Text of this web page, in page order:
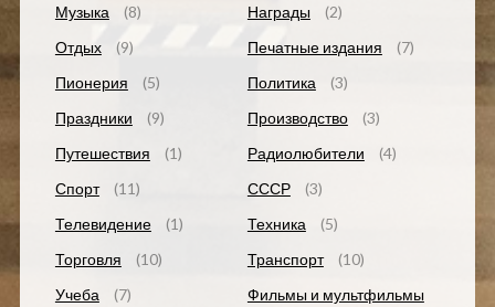
Музыка (8) Награды
(2)
Отдых
(9) Печатные издания
(7)
Пионерия
(5) Политика
(3)
Праздники
(9) Производство
(3)
Путешествия
(1) Радиолюбители
(4)
Спорт
(11) СССР
(3)
Телевидение
(1) Техника
(5)
Торговля
(10) Транспорт
(10)
Учеба
(7)
Фильмы и мультфильмы